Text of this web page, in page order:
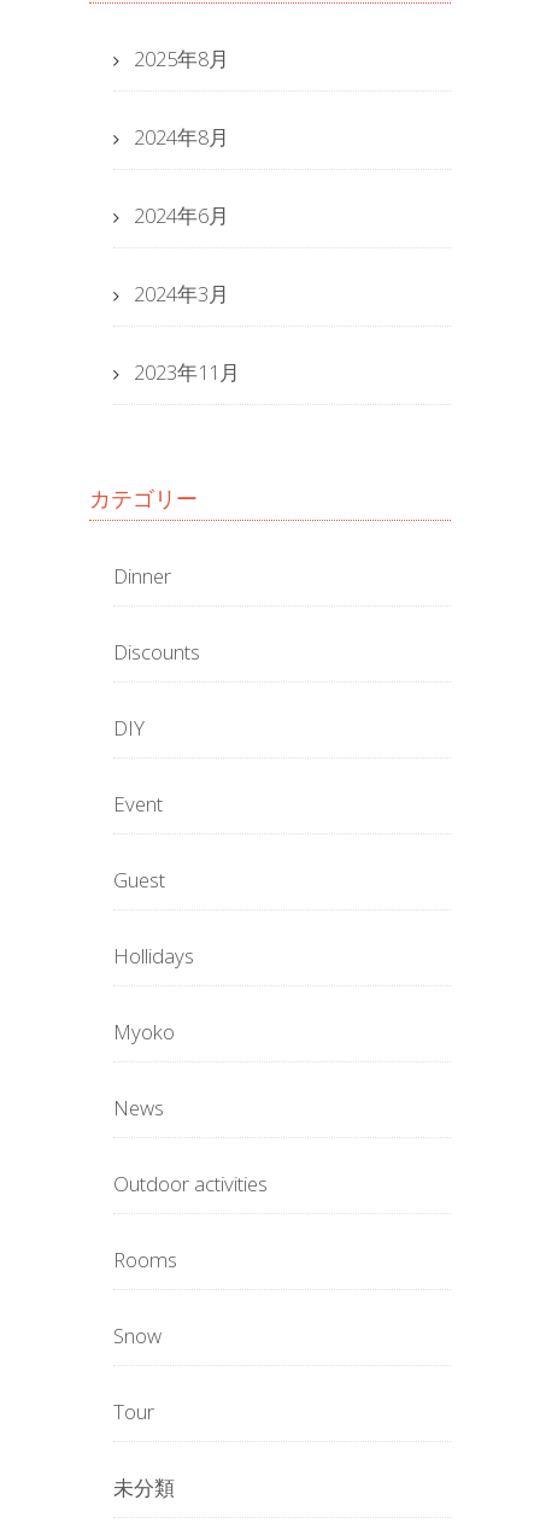
2025年8月
2024年8月
2024年6月
2024年3月
2023年11月
カテゴリー
Dinner
Discounts
DIY
Event
Guest
Hollidays
Myoko
News
Outdoor activities
Rooms
Snow
Tour
未分類